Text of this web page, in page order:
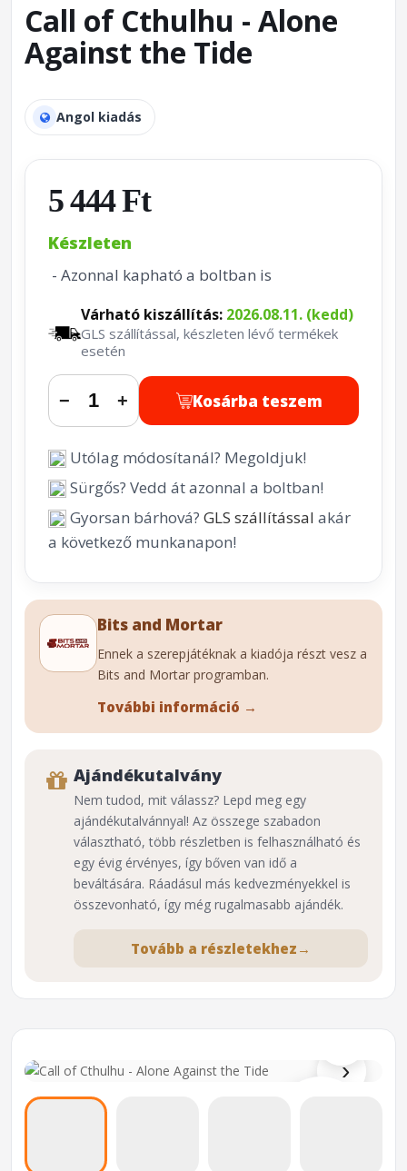
›
⌕
Call of Cthulhu - Alone
Against the Tide
Angol kiadás
5 444 Ft
Készleten
- Azonnal kapható a boltban is
Várható kiszállítás: 2026.08.11. (kedd)
GLS szállítással, készleten lévő termékek
esetén
− + Kosárba teszem
Utólag módosítanál? Megoldjuk!
Sürgős? Vedd át azonnal a boltban!
Gyorsan bárhová? GLS szállítással akár
a következő munkanapon!
Bits and Mortar
Ennek a szerepjátéknak a kiadója részt vesz a
Bits and Mortar programban.
További információ →
Ajándékutalvány
Nem tudod, mit válassz? Lepd meg egy
ajándékutalvánnyal! Az összege szabadon
választható, több részletben is felhasználható és
egy évig érvényes, így bőven van idő a
beváltására. Ráadásul más kedvezményekkel is
összevonható, így még rugalmasabb ajándék.
Tovább a részletekhez →